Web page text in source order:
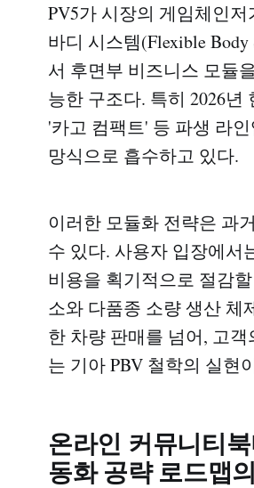
PV5가 시장의 게임체인
바디 시스템(Flexible
서 후면부 비즈니스 모듈
능한 구조다. 특히 2026
'카고 컴팩트' 등 파생 라
망식으로 흡수하고 있다.
이러한 모듈화 전략은 과
수 있다. 사용자 입장에서
비용을 획기적으로 절감
소와 다품종 소량 생산 체
한 차량 판매를 넘어, 고
는 기아 PBV 철학의 실현
온라인 커뮤니티
동화 공략 로드맵